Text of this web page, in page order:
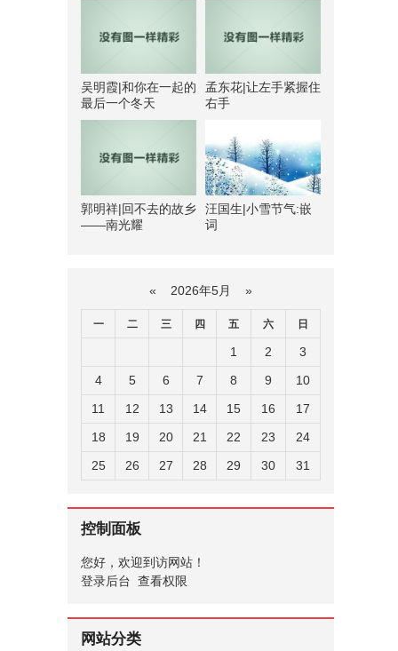
吴明霞|和你在一起的
最后一个冬天
孟东花|让左手紧握住
右手
郭明祥|回不去的故乡
——南光耀
汪国生|小雪节气:嵌
词
« 2026年5月 »
一 二 三 四 五 六 日
1 2
3
4
5 6 7 8 9
10
11
12 13 14 15 16
17
18
19 20 21 22 23
24
25
26 27 28 29 30 31
控制面板
您好，欢迎到访网站！
登录后台 查看权限
网站分类